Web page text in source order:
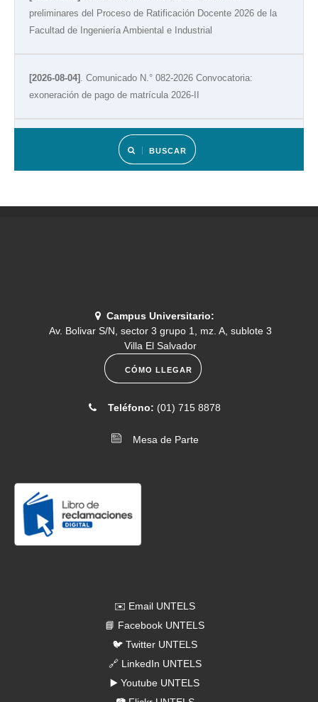
preliminares del Proceso de Ratificación Docente 2026 de la
Facultad de Ingeniería Ambiental e Industrial
[2026-08-04] . Comunicado N.° 082-2026 Convocatoria:
exoneración de pago de matrícula 2026-II
. Comunicado N.° 081-2026 Resultados de
simulacro de admisión
[2026-07-30]. Comunicado N.° 080-2026 CRONOGRAMA DEL
[2026-07-14]. Comunicado N.° 078-2026- Fondos concursables
de Proyectos de Investigación 2026- II Convocatoria
menú universitario del 6 al 10 de julio
BUSCAR
Campus Universitario:
Av. Bolivar S/N, sector 3 grupo 1, mz. A, sublote 3
Villa El Salvador
CÓMO LLEGAR
Teléfono: (01) 715 8878
Mesa de Parte
✉️ Email UNTELS
📘 Facebook UNTELS
🐦 Twitter UNTELS
🔗 LinkedIn UNTELS
▶️ Youtube UNTELS